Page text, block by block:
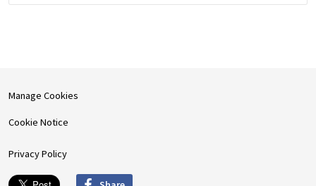
Manage Cookies
Cookie Notice
Privacy Policy